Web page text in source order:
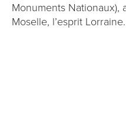
Monuments Nationaux),
Moselle, l’esprit Lorraine.